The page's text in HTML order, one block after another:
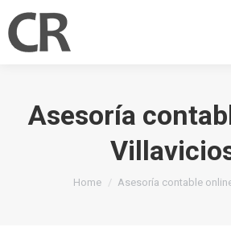
Asesoría
You are here:
Home Asesoría contable